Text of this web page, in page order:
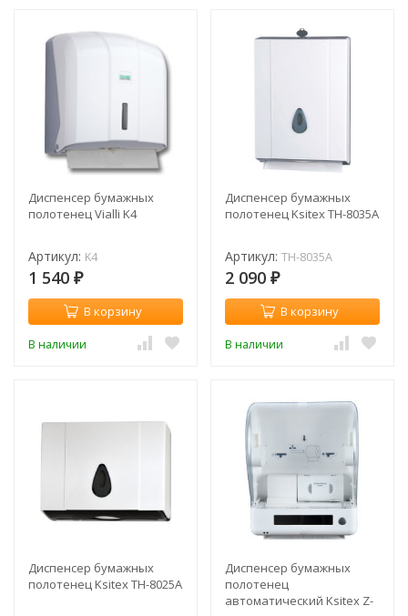
Диспенсер бумажных
полотенец Vialli K4
Артикул: K4
1 540 ₽
В корзину
В наличии
Диспенсер бумажных
полотенец Ksitex ТН-8035A
Артикул: ТН-8035A
2 090 ₽
В корзину
В наличии
Диспенсер бумажных
полотенец Ksitex ТН-8025A
Диспенсер бумажных
полотенец
автоматический Ksitex Z-